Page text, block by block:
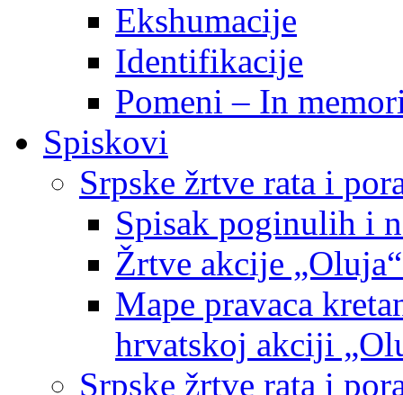
Ekshumacije
Identifikacije
Pomeni – In
Spiskovi
Srpske žrtve rata i
Spisak poginulih i
Žrtve akcije
Mape pravaca
hrvatskoj akciji
Srpske žrtve rata i